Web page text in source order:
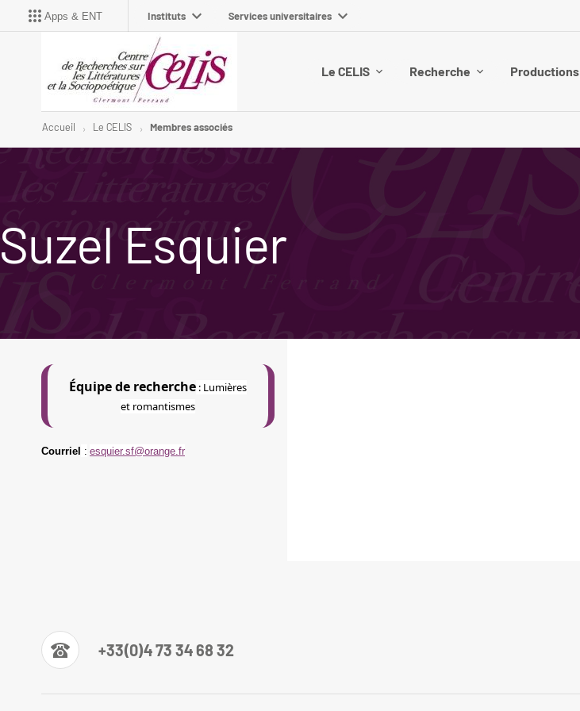
Apps & ENT Instituts Services universitaires
Le CELIS Recherche Productions
Accueil Le CELIS Membres associés
Suzel Esquier
Équipe de recherche: Lumières
et romantismes
Courriel : esquier.sf@orange.fr
+33(0)4 73 34 68 32